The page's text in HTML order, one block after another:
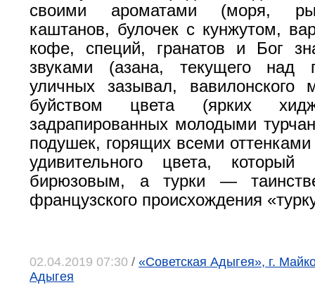
своими ароматами (моря,
каштанов, булочек с кунжутом,
кофе, специй, гранатов и Бог
звуками (азана, текущего над
уличных зазывал, вавилонского
буйством цвета (ярких
задрапированных молодыми
подушек, горящих всеми оттенками
удивительного цвета,
бирюзовым, а турки —
французского происхождения
02.04.2019 07:30 / «Советская Адыгея», г.
Адыгея